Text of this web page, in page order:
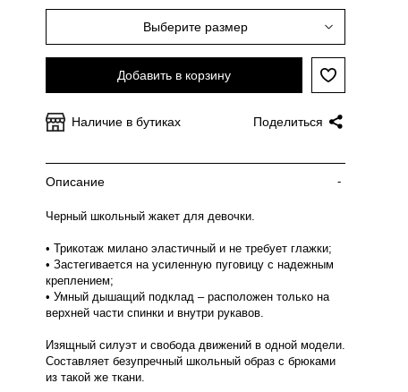
Выберите размер
Добавить в корзину
Наличие в бутиках Поделиться
Описание -
Черный школьный жакет для девочки.
• Трикотаж милано эластичный и не требует глажки;
• Застегивается на усиленную пуговицу с надежным
креплением;
• Умный дышащий подклад – расположен только на
верхней части спинки и внутри рукавов.
Изящный силуэт и свобода движений в одной модели.
Составляет безупречный школьный образ с брюками
из такой же ткани.